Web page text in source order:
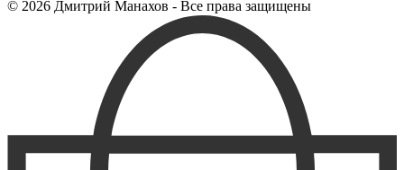
© 2026 Дмитрий Манахов - Все права защищены